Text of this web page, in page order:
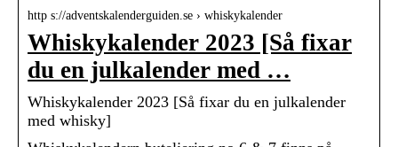
http s://adventskalenderguiden.se › whiskykalender
Whiskykalender 2023 [Så fixar
du en julkalender med …
Whiskykalender 2023 [Så fixar du en julkalender
med whisky]